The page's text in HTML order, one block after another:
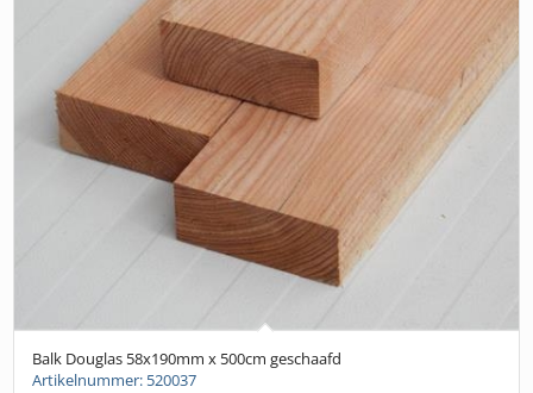
Balk Douglas 58x190mm x 500cm geschaafd
Artikelnummer: 520037